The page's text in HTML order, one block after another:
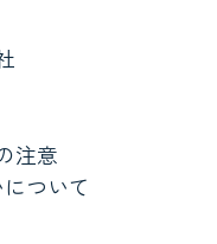
注意
ついて